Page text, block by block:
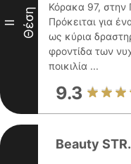
II Θέση
Κόρακα 97, στην
Πρόκειται για
ως κύρια
φροντίδα των
ποικιλία ...
9.3
Beauty